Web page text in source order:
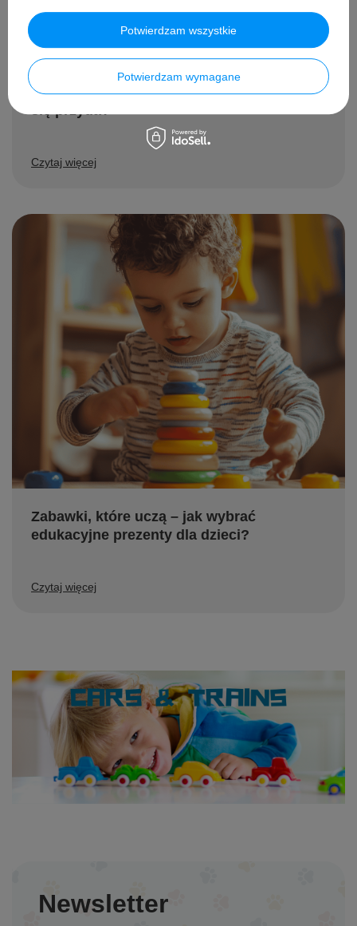
Wyprawka do przedszkola – co naprawdę
się przyda?
Czytaj więcej
Zabawki, które uczą – jak wybrać
edukacyjne prezenty dla dzieci?
Czytaj więcej
Newsletter
Potwierdzam wymagane
Potwierdzam wszystkie